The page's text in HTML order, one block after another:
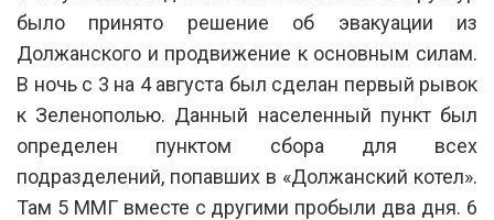
было принято решение об эвакуации из
Должанского и продвижение к основным силам.
В ночь с 3 на 4 августа был сделан первый рывок
к Зеленополью. Данный населенный пункт был
определен пунктом сбора для всех
подразделений, попавших в «Должанский котел».
Там 5 ММГ вместе с другими пробыли два дня. 6